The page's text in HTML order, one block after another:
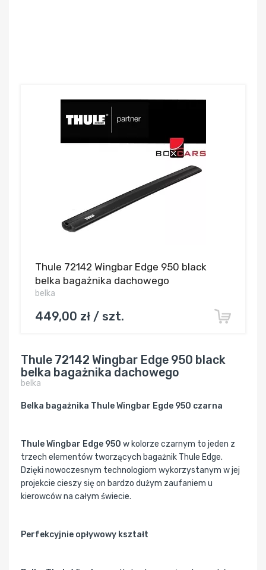
Thule 72142 Wingbar Edge 950 black
belka bagażnika dachowego
belka
449,00 zł / szt.
Thule 72142 Wingbar Edge 950 black
belka bagażnika dachowego
belka
Belka bagażnika Thule Wingbar Egde 950 czarna
Thule Wingbar Edge 950 w kolorze czarnym to jeden z
trzech elementów tworzących bagażnik Thule Edge.
Dzięki nowoczesnym technologiom wykorzystanym w jej
projekcie cieszy się on bardzo dużym zaufaniem u
kierowców na całym świecie.
Perfekcyjnie opływowy kształt